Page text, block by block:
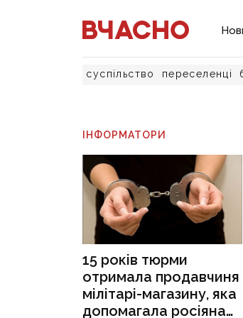
суспільство переселенці
ІНФОРМАТОРИ
15 років тюрми
отримала продавчиня
мілітарі-магазину, яка
допомагала росіянам